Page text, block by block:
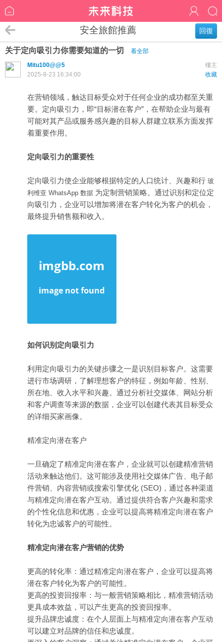
回復
安全旅館推薦
关于定向吸引力你需要知道的一切
看全部
樓主
Mitu100@@5
收藏
2025-8-23 16:34:00
在营销领域，触达目标受众对于任何企业的成功都至关重
要。定向吸引力，即“目标潜在客户”，在帮助企业与最有
可能对其产品或服务感兴趣的目标人群建立联系方面发挥
着重要作用。
定向吸引力的重要性
定向吸引力使企业能够根据特定的人口统计、兴趣和行 玻
利维亚 WhatsApp 数据 为定制营销策略。通过识别和定位定
向吸引力，企业可以增加将潜在客户转化为客户的机会，
最终提升销售额和收入。
如何识别定向吸引力
利用定向吸引力的关键步骤之一是识别目标客户。这需要
进行市场调研，了解理想客户的特征，例如年龄、性别、
所在地、收入水平和兴趣。通过分析社交媒体、网站分析
和客户调查等来源的数据，企业可以创建代表其目标受众
的详细买家画像。
精准定向潜在客户
一旦确定了精准定向潜在客户，企业就可以创建精准营销
活动来触达他们。这可能涉及使用社交媒体广告、电子邮
件营销、内容营销或搜索引擎优化 (SEO)，通过各种渠道
与精准定向潜在客户互动。通过提供符合客户兴趣和需求
的个性化信息和优惠，企业可以提高将精准定向潜在客户
转化为忠诚客户的可能性。
精准定向潜在客户营销的优势
更高的转化率：通过精准定向潜在客户，企业可以提高将
潜在客户转化为客户的可能性。
更高的投资回报率：与一般营销策略相比，精准营销活动
更具成本效益，可以产生更高的投资回报率。
提升品牌忠诚度：在个人层面上与精准定向潜在客户互动
可以建立对品牌的信任和忠诚度。